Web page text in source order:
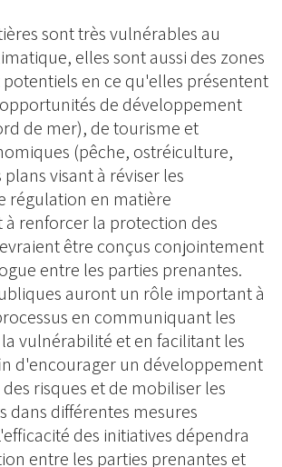
sont très vulnérables au
elles sont aussi des zones
en ce qu'elles présentent
de développement
de mer), de tourisme et
(pêche, ostréiculture,
visant à réviser les
régulation en matière
renforcer la protection des
être conçus conjointement
entre les parties prenantes.
auront un rôle important à
en communiquant les
vulnérabilité et en facilitant les
d'encourager un développement
risques et de mobiliser les
dans différentes mesures
des initiatives dépendra
entre les parties prenantes et